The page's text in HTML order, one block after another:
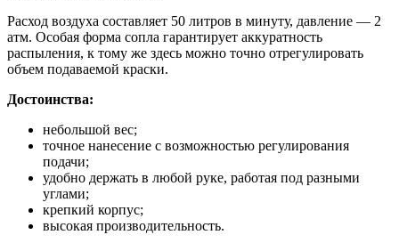
Расход воздуха составляет 50 литров в минуту, давление — 2
атм. Особая форма сопла гарантирует аккуратность
распыления, к тому же здесь можно точно отрегулировать
объем подаваемой краски.
Достоинства:
небольшой вес;
точное нанесение с возможностью регулирования
подачи;
удобно держать в любой руке, работая под разными
углами;
крепкий корпус;
высокая производительность.